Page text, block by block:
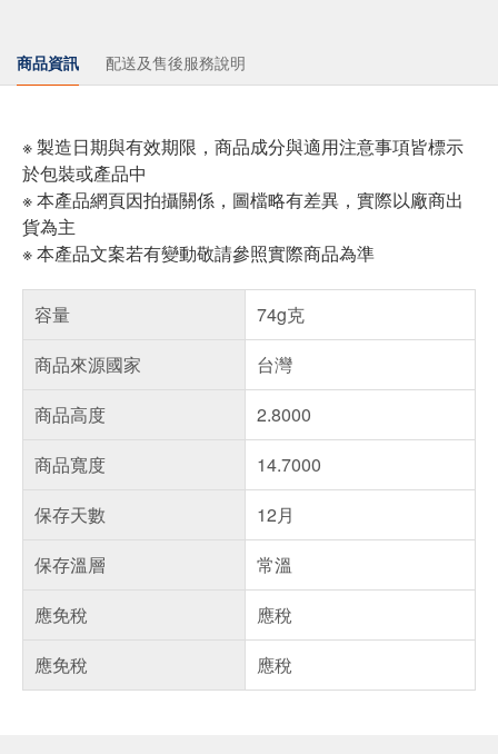
商品資訊 配送及售後服務說明
※ 製造日期與有效期限，商品成分與適用注意事項皆標示
於包裝或產品中
※ 本產品網頁因拍攝關係，圖檔略有差異，實際以廠商出
貨為主
※ 本產品文案若有變動敬請參照實際商品為準
容量
74g克
商品來源國家
台灣
商品高度
2.8000
商品寬度
14.7000
保存天數
12月
保存溫層
常溫
應免稅
應稅
應免稅
應稅
詐騙網頁！請小心！
得獎公告